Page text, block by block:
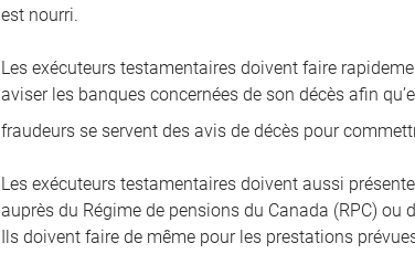
est nourri.
Les exécuteurs testamentaires doivent faire
aviser les banques concernées de son décès afin
fraudeurs se servent des avis de décès pour
Les exécuteurs testamentaires doivent aussi
auprès du Régime de pensions du Canada (RPC) ou
Ils doivent faire de même pour les prestations